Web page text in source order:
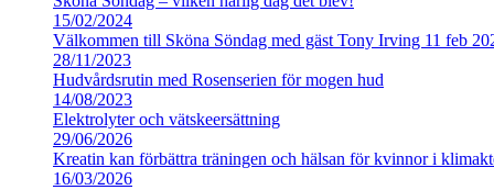
15/02/2024
Välkommen till Sköna Söndag med gäst Tony Irving 11 feb
28/11/2023
Hudvårdsrutin med Rosenserien för mogen hud
14/08/2023
Elektrolyter och vätskeersättning
29/06/2026
Kreatin kan förbättra träningen och hälsan för kvinnor i
16/03/2026